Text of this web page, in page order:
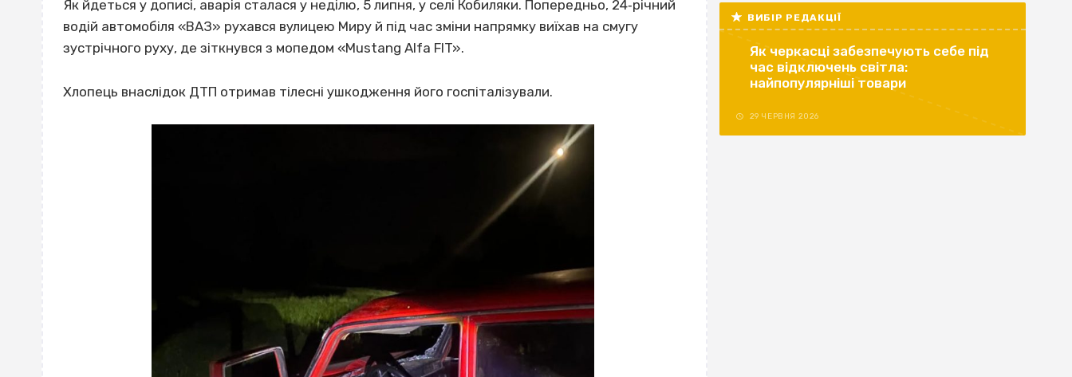
Як йдеться у дописі, аварія сталася у неділю, 5 липня, у селі Кобиляки. Попередньо, 24‐річний
водій автомобіля «ВАЗ» рухався вулицею Миру й під час зміни напрямку виїхав на смугу
зустрічного руху, де зіткнувся з мопедом «Mustang Alfa FIT».
Хлопець внаслідок ДТП отримав тілесні ушкодження його госпіталізували.
ВИБІР РЕДАКЦІЇ
Як черкасці забезпечують себе під
час відключень світла:
найпопулярніші товари
29 ЧЕРВНЯ 2026